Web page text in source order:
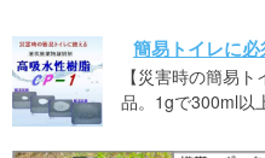
簡易トイレに
【災害時の簡易
品。1gで300ml以